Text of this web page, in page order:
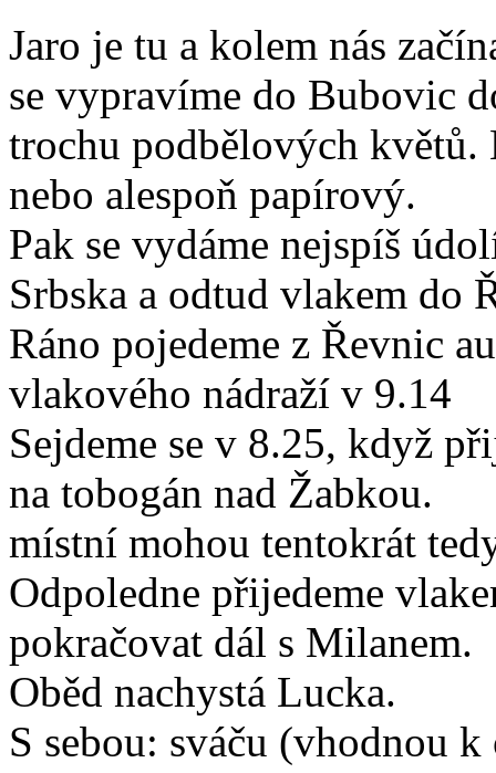
Jaro je tu a kolem nás
se vypravíme do Bubovic
trochu podbělových
nebo alespoň papírový.
Pak se vydáme nejspíš
Srbska a odtud vlakem do
Ráno pojedeme z Řevnic
vlakového nádraží v 9.14
Sejdeme se v 8.25, když
na tobogán nad Žabkou.
místní mohou tentokrát
Odpoledne přijedeme
pokračovat dál s Milanem.
Oběd nachystá Lucka.
S sebou: sváču (vhodnou